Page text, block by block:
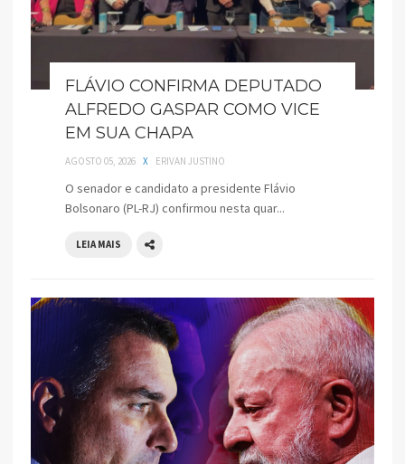
FLÁVIO CONFIRMA DEPUTADO
ALFREDO GASPAR COMO VICE
EM SUA CHAPA
AGOSTO 05, 2026 X ERIVAN JUSTINO
O senador e candidato a presidente Flávio
Bolsonaro (PL-RJ) confirmou nesta quar...
LEIA MAIS